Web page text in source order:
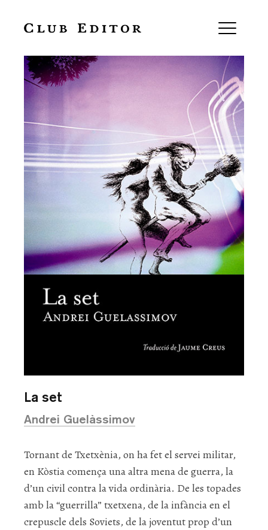
La set
Andrei Guelàssimov
Tornant de Txetxènia, on ha fet el servei militar,
en Kòstia comença una altra mena de guerra, la
d’un civil contra la vida ordinària. De les topades
amb la “guerrilla” txetxena, de la infància en el
crepuscle dels Soviets, de la joventut prop d’un